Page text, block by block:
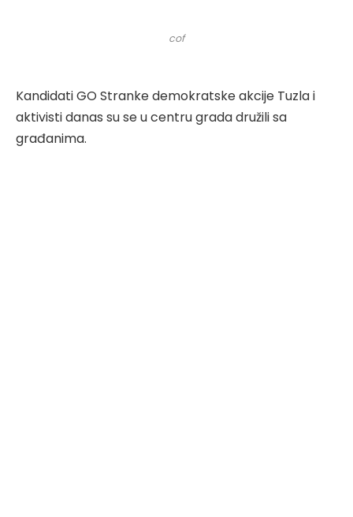
cof
Kandidati GO Stranke demokratske akcije Tuzla i
aktivisti danas su se u centru grada družili sa
građanima.